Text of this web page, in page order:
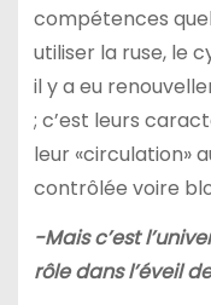
compétences
utiliser la ruse, le
il y a eu
; c’est leurs
leur «circulation»
contrôlée voire
-Mais c’est
rôle dans l’éveil